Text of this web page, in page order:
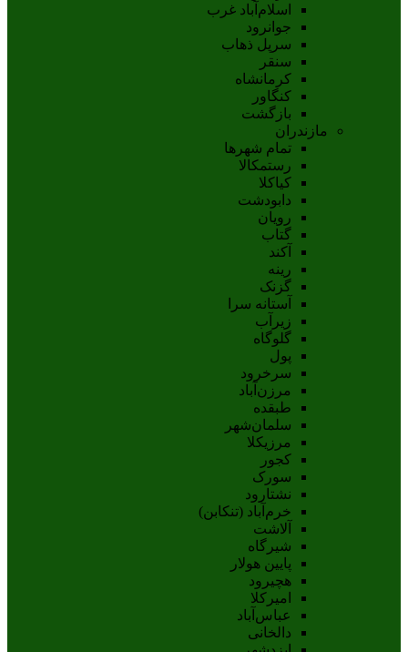
اسلام‌‌آباد غرب
جوانرود
سرپل ذهاب
سنقر
کرمانشاه
کنگاور
بازگشت
مازندران
تمام شهر‌ها
رستمکالا
کیاکلا
دابودشت
رویان
گتاب
آکند
رینه
گزنک
آستانه سرا
زیرآب
گلوگاه
پول
سرخرود
مرزن‌آباد
طبقده
سلمان‌شهر
مرزیکلا
کجور
سورک
نشتارود
خرم‌آباد (تنکابن)
آلاشت
شیرگاه
پایین هولار
هچیرود
امیرکلا
عباس‌آباد
دالخانی